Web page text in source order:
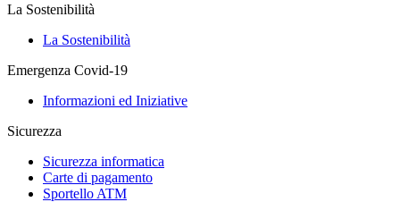
La Sostenibilità
La Sostenibilità
Emergenza Covid-19
Informazioni ed Iniziative
Sicurezza
Sicurezza informatica
Carte di pagamento
Sportello ATM